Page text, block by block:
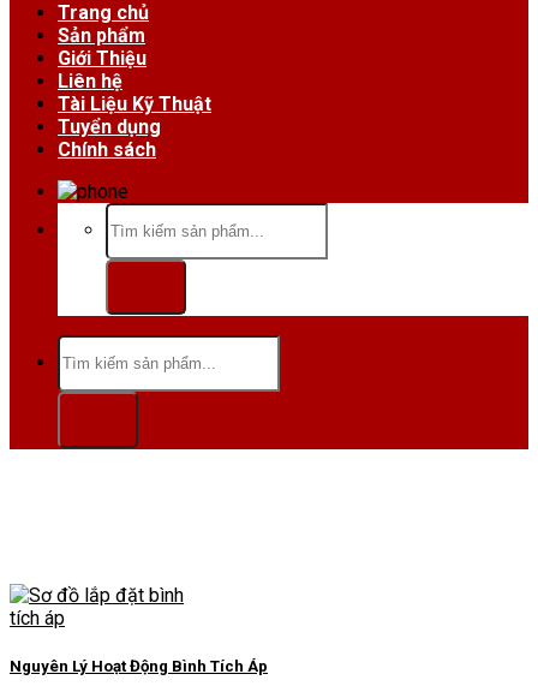
Trang chủ
Sản phẩm
Giới Thiệu
Liên hệ
Tài Liệu Kỹ Thuật
Tuyển dụng
Chính sách
Tìm
kiếm:
Tìm
kiếm:
Nguyên Lý Hoạt Động Bình Tích Áp